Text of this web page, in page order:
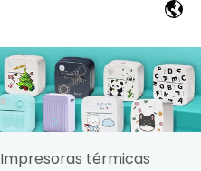
Impresoras térmicas